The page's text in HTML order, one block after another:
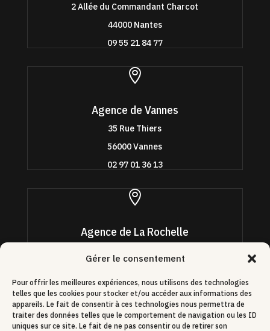
Gérer le consentement
Pour offrir les meilleures expériences, nous utilisons des technologies
telles que les cookies pour stocker et/ou accéder aux informations des
appareils. Le fait de consentir à ces technologies nous permettra de
traiter des données telles que le comportement de navigation ou les ID
uniques sur ce site. Le fait de ne pas consentir ou de retirer son
2 Allée du Commandant Charcot
44000 Nantes
09 55 21 84 77

Agence de Vannes
35 Rue Thiers
56000 Vannes
02 97 01 36 13

Agence de La Rochelle
09 70 95 92 40